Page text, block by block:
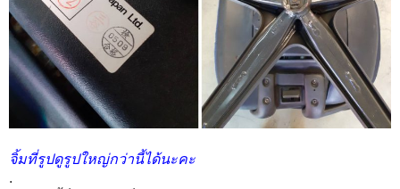
จิ้มที่รูปดูรูปใหญ่กว่านี้ได้นะคะ
.